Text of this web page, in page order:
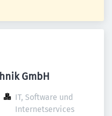
GmbH
IT, Software und
Internetservices